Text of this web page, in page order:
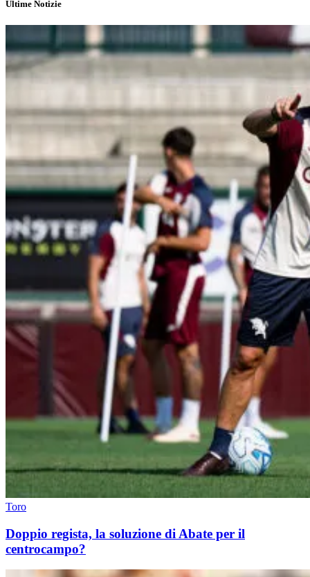
Ultime Notizie
Toro
Doppio regista, la soluzione di Abate per il
centrocampo?